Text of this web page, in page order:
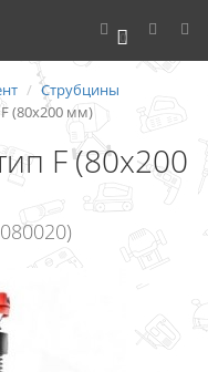
0
Струбцины
(80x200 мм)
F (80x200